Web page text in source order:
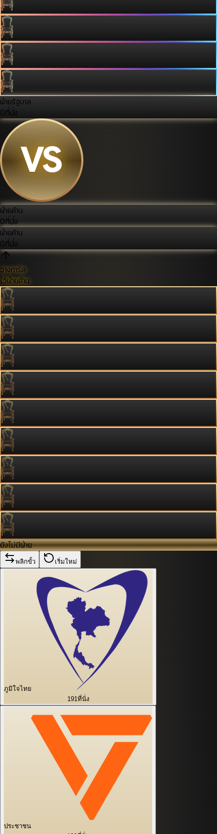
ฝ่ายรัฐบาล
0ที่นั่ง
ฝ่ายค้าน
0ที่นั่ง
ฝ่ายค้าน
0ที่นั่ง
วางการ์ด
ไว้ฝ่ายค้าน
ยังไม่มีฝ่าย
พลิกขั้ว เริ่มใหม่
ภูมิใจไทย
191ที่นั่ง
ประชาชน